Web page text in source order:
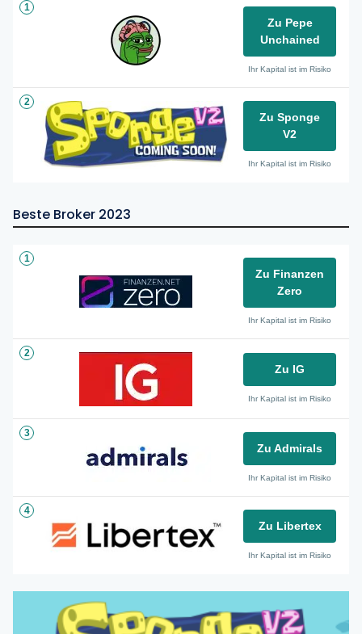
1
Zu Pepe
Unchained
Ihr Kapital ist im Risiko
2
Zu Sponge
V2
Ihr Kapital ist im Risiko
Beste Broker 2023
1
Zu Finanzen
Zero
Ihr Kapital ist im Risiko
2
Zu IG
Ihr Kapital ist im Risiko
3
Zu Admirals
Ihr Kapital ist im Risiko
4
Zu Libertex
Ihr Kapital ist im Risiko